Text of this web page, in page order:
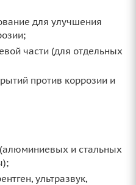
для улучшения
части (для отдельных
против коррозии и
и стальных
ультразвук,